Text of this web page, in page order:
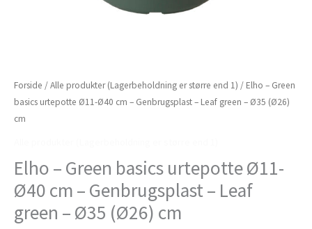
Forside /Alle produkter (Lagerbeholdning er større end 1) / Elho – Green
basics urtepotte Ø11-Ø40 cm – Genbrugsplast – Leaf green – Ø35 (Ø26)
cm
Elho – Green basics urtepotte Ø11-
Ø40 cm – Genbrugsplast – Leaf
green – Ø35 (Ø26) cm